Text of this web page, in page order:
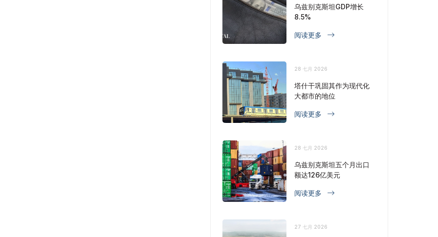
乌兹别克斯坦GDP增长
8.5%
阅读更多
28 七月 2026
塔什干巩固其作为现代化
大都市的地位
阅读更多
28 七月 2026
乌兹别克斯坦五个月出口
额达126亿美元
阅读更多
27 七月 2026